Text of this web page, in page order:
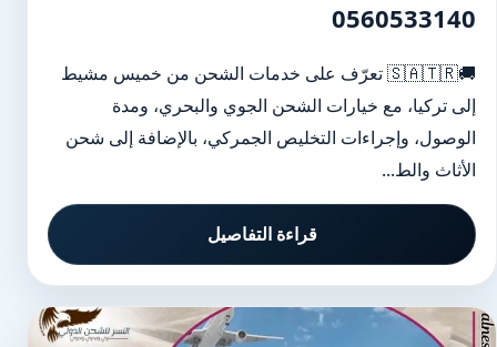
0560533140
🚚🇸🇦🇹🇷 تعرّف على خدمات الشحن من خميس مشيط
إلى تركيا، مع خيارات الشحن الجوي والبحري، ومدة
الوصول، وإجراءات التخليص الجمركي، بالإضافة إلى شحن
الأثاث والط...
قراءة التفاصيل